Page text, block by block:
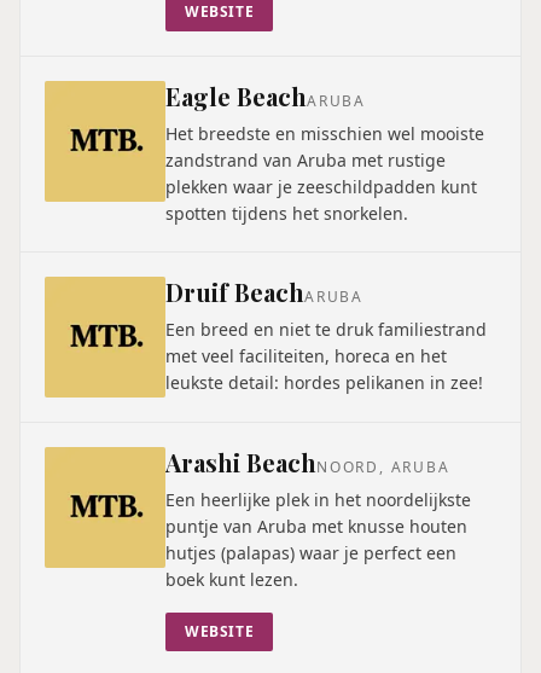
WEBSITE
Eagle BeachARUBA
Het breedste en misschien wel mooiste
zandstrand van Aruba met rustige
plekken waar je zeeschildpadden kunt
spotten tijdens het snorkelen.
Druif BeachARUBA
Een breed en niet te druk familiestrand
met veel faciliteiten, horeca en het
leukste detail: hordes pelikanen in zee!
Arashi BeachNOORD, ARUBA
Een heerlijke plek in het noordelijkste
puntje van Aruba met knusse houten
hutjes (palapas) waar je perfect een
boek kunt lezen.
WEBSITE